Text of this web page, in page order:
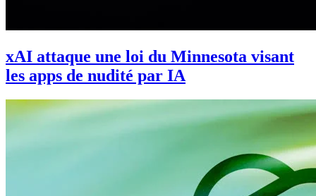
xAI attaque une loi du Minnesota visant
les apps de nudité par IA